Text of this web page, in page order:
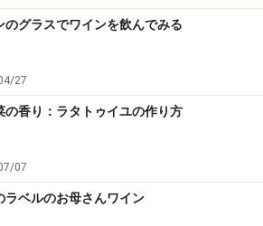
のグラスでワインを飲んでみる
27
の香り：ラタトゥイユの作り方
07
ラベルのお母さんワイン